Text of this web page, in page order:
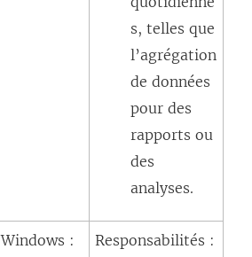
s, telles que
l’agrégation
de données
pour des
rapports ou
des
analyses.
Windows : Responsabilités :